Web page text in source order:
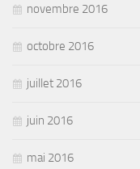
novembre 2016
octobre 2016
juillet 2016
juin 2016
mai 2016